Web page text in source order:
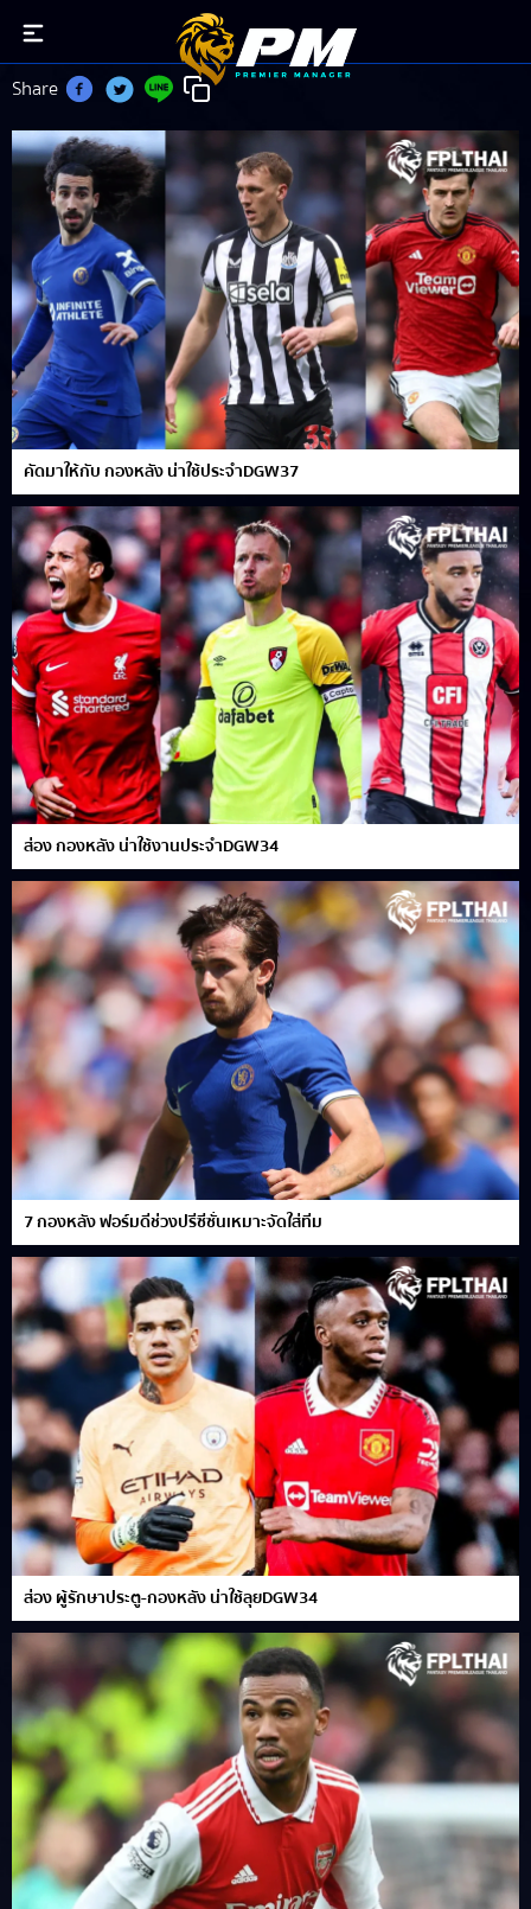
กองหลัง
Share
คัดมาให้กับ กองหลัง น่าใช้ประจำDGW37
ส่อง กองหลัง น่าใช้งานประจำDGW34
7 กองหลัง ฟอร์มดีช่วงปรีซีซั่นเหมาะจัดใส่ทีม
ส่อง ผู้รักษาประตู-กองหลัง น่าใช้ลุยDGW34